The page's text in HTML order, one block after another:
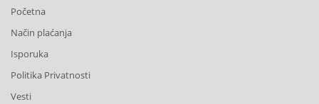
Početna
Način plaćanja
Isporuka
Politika Privatnosti
Vesti